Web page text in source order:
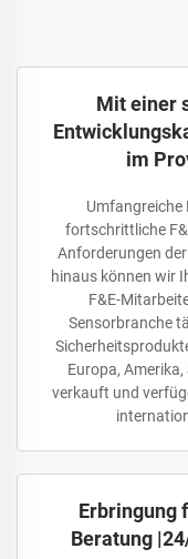
Mit einer
im
Umfangreiche
fortschrittliche
Anforderungen
hinaus können wir
F&E-
Sensorbranche
Europa,
verkauft und
Erbringung
Beratung